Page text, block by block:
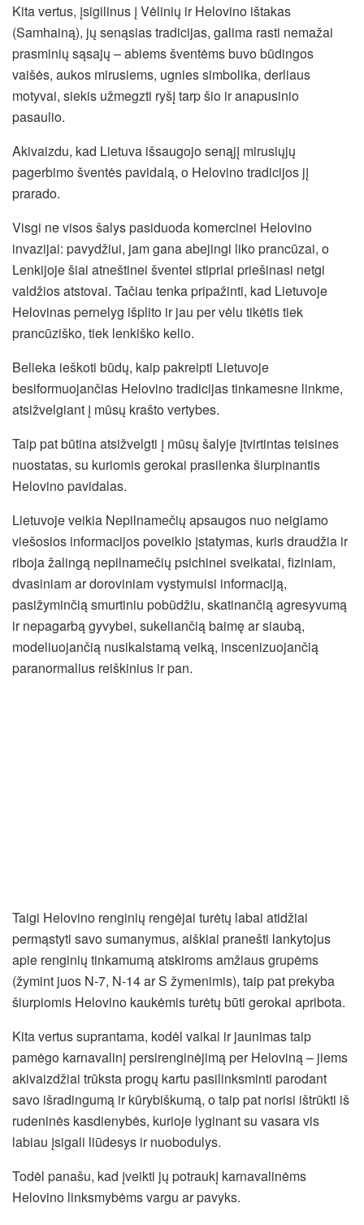
Kita vertus, įsigilinus į Vėlinių ir Helovino ištakas
(Samhainą), jų senąsias tradicijas, galima rasti nemažai
prasminių sąsajų – abiems šventėms buvo būdingos
vaišės, aukos mirusiems, ugnies simbolika, derliaus
motyvai, siekis užmegzti ryšį tarp šio ir anapusinio
pasaulio.
Akivaizdu, kad Lietuva išsaugojo senąjį mirusiųjų
pagerbimo šventės pavidalą, o Helovino tradicijos jį
prarado.
Visgi ne visos šalys pasiduoda komercinei Helovino
invazijai: pavydžiui, jam gana abejingi liko prancūzai, o
Lenkijoje šiai atneštinei šventei stipriai priešinasi netgi
valdžios atstovai. Tačiau tenka pripažinti, kad Lietuvoje
Helovinas pernelyg išplito ir jau per vėlu tikėtis tiek
prancūziško, tiek lenkiško kelio.
Belieka ieškoti būdų, kaip pakreipti Lietuvoje
besiformuojančias Helovino tradicijas tinkamesne linkme,
atsižvelgiant į mūsų krašto vertybes.
Taip pat būtina atsižvelgti į mūsų šalyje įtvirtintas teisines
nuostatas, su kuriomis gerokai prasilenka šiurpinantis
Helovino pavidalas.
Lietuvoje veikia Nepilnamečių apsaugos nuo neigiamo
viešosios informacijos poveikio įstatymas, kuris draudžia ir
riboja žalingą nepilnamečių psichinei sveikatai, fiziniam,
dvasiniam ar doroviniam vystymuisi informaciją,
pasižyminčią smurtiniu pobūdžiu, skatinančią agresyvumą
ir nepagarbą gyvybei, sukeliančią baimę ar siaubą,
modeliuojančią nusikalstamą veiką, inscenizuojančią
paranormalius reiškinius ir pan.
Taigi Helovino renginių rengėjai turėtų labai atidžiai
permąstyti savo sumanymus, aiškiai pranešti lankytojus
apie renginių tinkamumą atskiroms amžiaus grupėms
(žymint juos N-7, N-14 ar S žymenimis), taip pat prekyba
šiurpiomis Helovino kaukėmis turėtų būti gerokai apribota.
Kita vertus suprantama, kodėl vaikai ir jaunimas taip
pamėgo karnavalinį persirenginėjimą per Heloviną – jiems
akivaizdžiai trūksta progų kartu pasilinksminti parodant
savo išradingumą ir kūrybiškumą, o taip pat norisi ištrūkti iš
rudeninės kasdienybės, kurioje lyginant su vasara vis
labiau įsigali liūdesys ir nuobodulys.
Todėl panašu, kad įveikti jų potraukį karnavalinėms
Helovino linksmybėms vargu ar pavyks.